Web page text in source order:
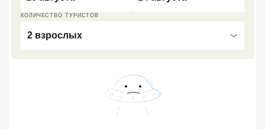
КОЛИЧЕСТВО ТУРИСТОВ
2 взрослых